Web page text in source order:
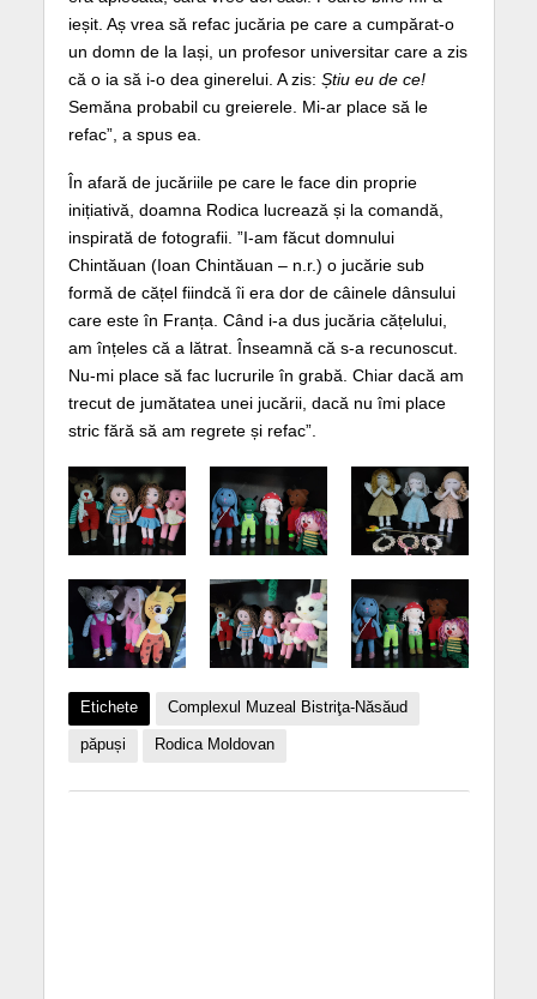
ieșit. Aș vrea să refac jucăria pe care a cumpărat-o
un domn de la Iași, un profesor universitar care a zis
că o ia să i-o dea ginerelui. A zis: Știu eu de ce!
Semăna probabil cu greierele. Mi-ar place să le
refac”, a spus ea.
În afară de jucăriile pe care le face din proprie
inițiativă, doamna Rodica lucrează și la comandă,
inspirată de fotografii. ”I-am făcut domnului
Chintăuan (Ioan Chintăuan – n.r.) o jucărie sub
formă de cățel fiindcă îi era dor de câinele dânsului
care este în Franța. Când i-a dus jucăria cățelului,
am înțeles că a lătrat. Înseamnă că s-a recunoscut.
Nu-mi place să fac lucrurile în grabă. Chiar dacă am
trecut de jumătatea unei jucării, dacă nu îmi place
stric fără să am regrete și refac”.
Etichete Complexul Muzeal Bistriţa-Năsăud
păpuși Rodica Moldovan